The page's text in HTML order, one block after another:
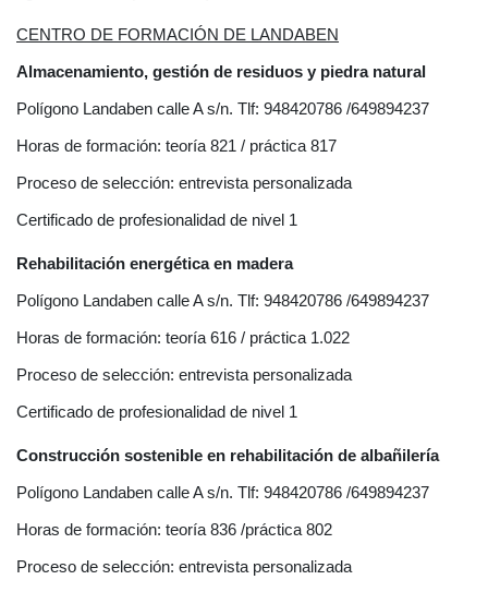
CENTRO DE FORMACIÓN DE LANDABEN
Almacenamiento, gestión de residuos y piedra natural
Polígono Landaben calle A s/n. Tlf: 948420786 /649894237
Horas de formación: teoría 821 / práctica 817
Proceso de selección: entrevista personalizada
Certificado de profesionalidad de nivel 1
Rehabilitación energética en madera
Polígono Landaben calle A s/n. Tlf: 948420786 /649894237
Horas de formación: teoría 616 / práctica 1.022
Proceso de selección: entrevista personalizada
Certificado de profesionalidad de nivel 1
Construcción sostenible en rehabilitación de albañilería
Polígono Landaben calle A s/n. Tlf: 948420786 /649894237
Horas de formación: teoría 836 /práctica 802
Proceso de selección: entrevista personalizada